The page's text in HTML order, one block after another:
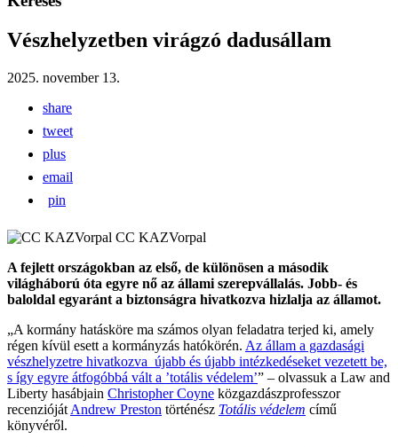
Vészhelyzetben virágzó dadusállam
2025. november 13.
share
tweet
plus
email
pin
CC KAZVorpal
A fejlett országokban az első, de különösen a második
világháború óta egyre nő az állami szerepvállalás. Jobb- és
baloldal egyaránt a biztonságra hivatkozva hizlalja az államot.
„A kormány hatásköre ma számos olyan feladatra terjed ki, amely
régen kívül esett a kormányzás hatókörén. Az állam a gazdasági
vészhelyzetre hivatkozva újabb és újabb intézkedéseket vezetett be,
s így egyre átfogóbbá vált a ’totális védelem’” – olvassuk a Law and
Liberty hasábjain Christopher Coyne közgazdászprofesszor
recenzióját Andrew Preston történész Totális védelem című
könyvéről.